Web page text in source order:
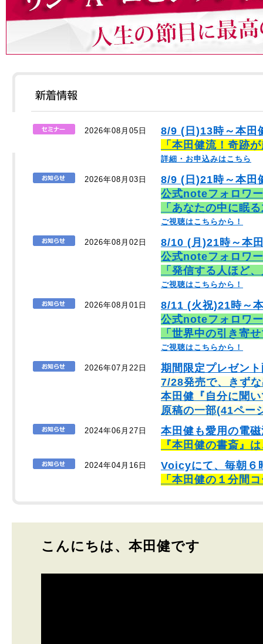
2026年08月05日
8/9 (日)13時～本田
「本田健流！奇跡
詳細・お申込みはこちら
2026年08月03日
8/9 (日)21時～本田
公式noteフォロワ
「あなたの中に眠
ご視聴はこちらから！
2026年08月02日
8/10 (月)21時～本
公式noteフォロワ
「発信する人ほど
ご視聴はこちらから！
2026年08月01日
8/11 (火祝)21時～
公式noteフォロワ
「世界中の引き寄
ご視聴はこちらから！
2026年07月22日
期間限定プレゼン
7/28発売で、きず
本田健『自分に聞
原稿の一部(41ペー
2024年06月27日
本田健も愛用の電
『本田健の書斎』
2024年04月16日
Voicyにて、毎朝６
「本田健の１分間
こんにちは、本田健です